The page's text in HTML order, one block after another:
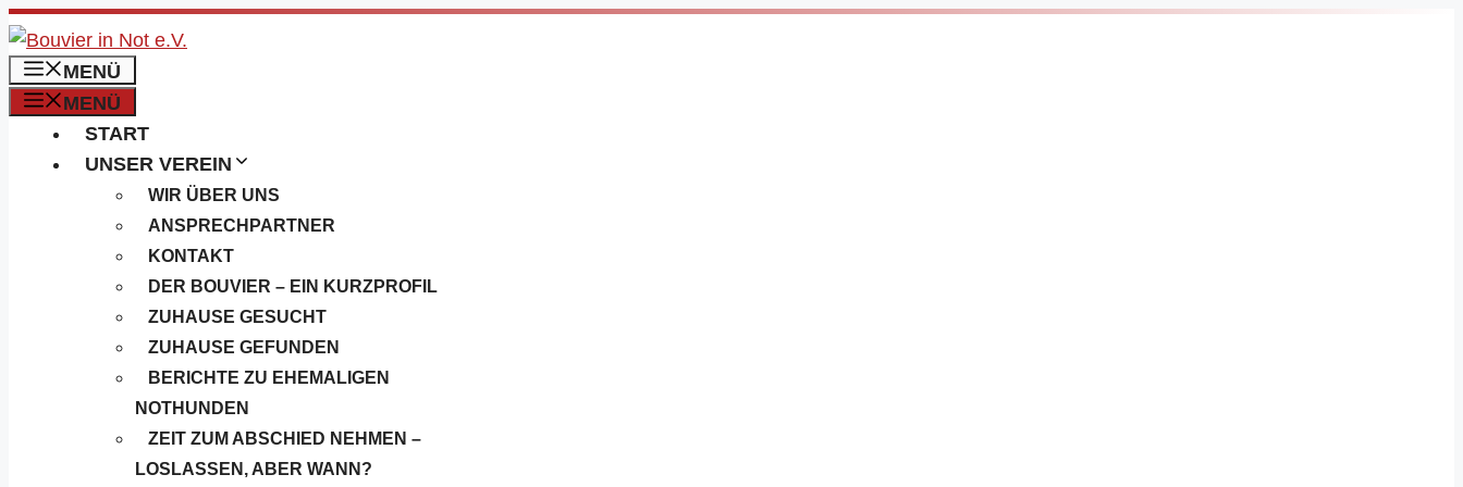
Zum
Inhalt
springen
MENÜ
MENÜ
START
UNSER VEREIN
WIR ÜBER UNS
ANSPRECHPARTNER
KONTAKT
DER BOUVIER – EIN KURZPROFIL
ZUHAUSE GESUCHT
ZUHAUSE GEFUNDEN
BERICHTE ZU EHEMALIGEN
NOTHUNDEN
ZEIT ZUM ABSCHIED NEHMEN –
LOSLASSEN, ABER WANN?